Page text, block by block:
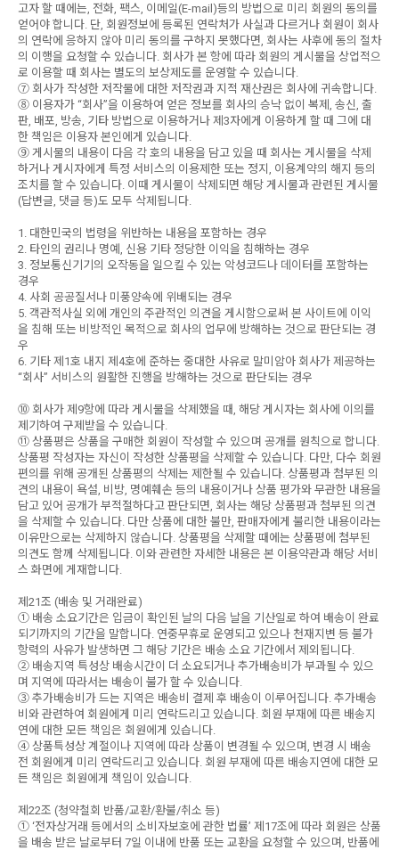
고자 할 때에는, 전화, 팩스, 이메일(E-mail)등의 방법으로 미리 회원의 동의를
얻어야 합니다. 단, 회원정보에 등록된 연락처가 사실과 다르거나 회원이 회사
의 연락에 응하지 않아 미리 동의를 구하지 못했다면, 회사는 사후에 동의 절차
의 이행을 요청할 수 있습니다. 회사가 본 항에 따라 회원의 게시물을 상업적으
로 이용할 때 회사는 별도의 보상제도를 운영할 수 있습니다.
⑦ 회사가 작성한 저작물에 대한 저작권과 지적 재산권은 회사에 귀속합니다.
⑧ 이용자가 “회사”을 이용하여 얻은 정보를 회사의 승낙 없이 복제, 송신, 출
판, 배포, 방송, 기타 방법으로 이용하거나 제3자에게 이용하게 할 때 그에 대
한 책임은 이용자 본인에게 있습니다.
⑨ 게시물의 내용이 다음 각 호의 내용을 담고 있을 때 회사는 게시물을 삭제
하거나 게시자에게 특정 서비스의 이용제한 또는 정지, 이용계약의 해지 등의
조치를 할 수 있습니다. 이때 게시물이 삭제되면 해당 게시물과 관련된 게시물
(답변글, 댓글 등)도 모두 삭제됩니다.
1. 대한민국의 법령을 위반하는 내용을 포함하는 경우
2. 타인의 권리나 명예, 신용 기타 정당한 이익을 침해하는 경우
3. 정보통신기기의 오작동을 일으킬 수 있는 악성코드나 데이터를 포함하는
경우
4. 사회 공공질서나 미풍양속에 위배되는 경우
5. 객관적사실 외에 개인의 주관적인 의견을 게시함으로써 본 사이트에 이익
을 침해 또는 비방적인 목적으로 회사의 업무에 방해하는 것으로 판단되는 경
우
6. 기타 제1호 내지 제4호에 준하는 중대한 사유로 말미암아 회사가 제공하는
“회사” 서비스의 원활한 진행을 방해하는 것으로 판단되는 경우
⑩ 회사가 제9항에 따라 게시물을 삭제했을 때, 해당 게시자는 회사에 이의를
제기하여 구제받을 수 있습니다.
⑪ 상품평은 상품을 구매한 회원이 작성할 수 있으며 공개를 원칙으로 합니다.
상품평 작성자는 자신이 작성한 상품평을 삭제할 수 있습니다. 다만, 다수 회원
편의를 위해 공개된 상품평의 삭제는 제한될 수 있습니다. 상품평과 첨부된 의
견의 내용이 욕설, 비방, 명예훼손 등의 내용이거나 상품 평가와 무관한 내용을
담고 있어 공개가 부적절하다고 판단되면, 회사는 해당 상품평과 첨부된 의견
을 삭제할 수 있습니다. 다만 상품에 대한 불만, 판매자에게 불리한 내용이라는
이유만으로는 삭제하지 않습니다. 상품평을 삭제할 때에는 상품평에 첨부된
의견도 함께 삭제됩니다. 이와 관련한 자세한 내용은 본 이용약관과 해당 서비
스 화면에 게재합니다.
제21조 (배송 및 거래완료)
① 배송 소요기간은 입금이 확인된 날의 다음 날을 기산일로 하여 배송이 완료
되기까지의 기간을 말합니다. 연중무휴로 운영되고 있으나 천재지변 등 불가
항력의 사유가 발생하면 그 해당 기간은 배송 소요 기간에서 제외됩니다.
② 배송지역 특성상 배송시간이 더 소요되거나 추가배송비가 부과될 수 있으
며 지역에 따라서는 배송이 불가 할 수 있습니다.
③ 추가배송비가 드는 지역은 배송비 결제 후 배송이 이루어집니다. 추가배송
비와 관련하여 회원에게 미리 연락드리고 있습니다. 회원 부재에 따른 배송지
연에 대한 모든 책임은 회원에게 있습니다.
④ 상품특성상 계절이나 지역에 따라 상품이 변경될 수 있으며, 변경 시 배송
전 회원에게 미리 연락드리고 있습니다. 회원 부재에 따른 배송지연에 대한 모
든 책임은 회원에게 책임이 있습니다.
제22조 (청약철회 반품/교환/환불/취소 등)
① ‘전자상거래 등에서의 소비자보호에 관한 법률’ 제17조에 따라 회원은 상품
을 배송 받은 날로부터 7일 이내에 반품 또는 교환을 요청할 수 있으며, 반품에